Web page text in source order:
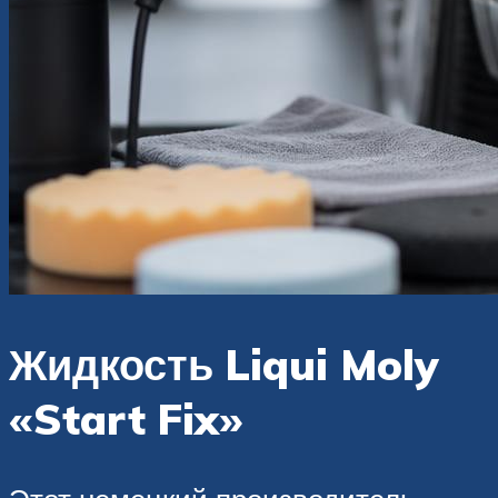
Жидкость Liqui Moly
«Start Fix»